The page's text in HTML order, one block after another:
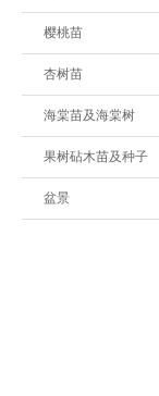
樱桃苗
杏树苗
海棠苗及海棠树
果树砧木苗及种子
盆景